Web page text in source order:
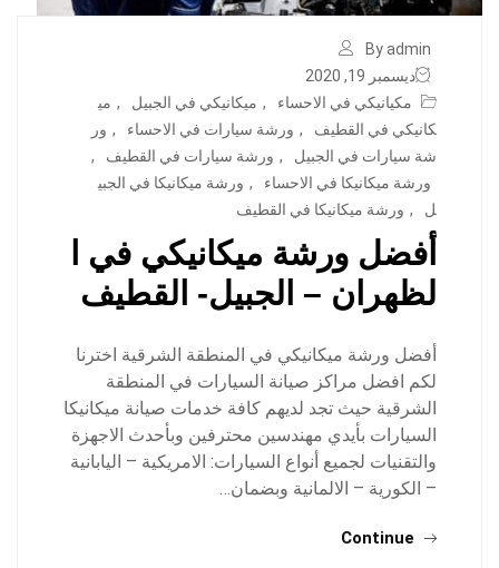
By admin
ديسمبر 19, 2020
مكيانيكي في الاحساء
, ميكانيكي في الجبيل , مي
كانيكي في القطيف
, ورشة سيارات في الاحساء , ور
شة سيارات في الجبيل
, ورشة سيارات في القطيف
,
ورشة ميكانيكا في الاحساء
, ورشة ميكانيكا في الجبي
ل
, ورشة ميكانيكا في القطيف
أفضل ورشة ميكانيكي في ا
لظهران – الجبيل- القطيف
أفضل ورشة ميكانيكي في المنطقة الشرقية اخترنا
لكم افضل مراكز صيانة السيارات في المنطقة
الشرقية حيث تجد لديهم كافة خدمات صيانة ميكانيكا
السيارات بأيدي مهندسين محترفين وبأحدث الاجهزة
والتقنيات لجميع أنواع السيارات: الامريكية – اليابانية
– الكورية – الالمانية وبضمان…
Continue